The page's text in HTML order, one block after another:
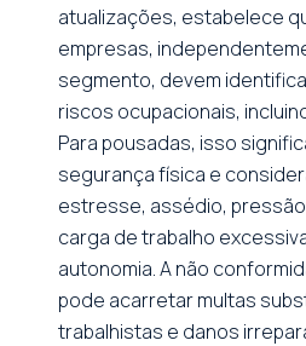
atualizações, estabelece
empresas,
segmento, devem
riscos ocupacionais,
Para pousadas, isso
segurança física e
estresse, assédio,
carga de trabalho
autonomia. A não
pode acarretar multas
trabalhistas e danos